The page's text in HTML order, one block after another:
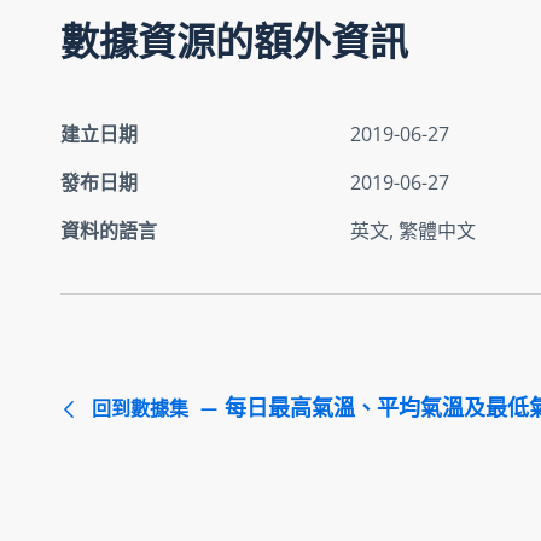
數據資源的額外資訊
建立日期
2019-06-27
發布日期
2019-06-27
資料的語言
英文, 繁體中文
回到數據集 每日最高氣溫、平均氣溫及最低